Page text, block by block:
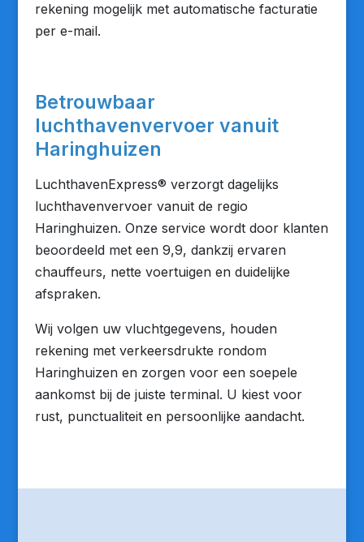
rekening mogelijk met automatische facturatie
per e-mail.
Betrouwbaar
luchthavenvervoer vanuit
Haringhuizen
LuchthavenExpress® verzorgt dagelijks
luchthavenvervoer vanuit de regio
Haringhuizen. Onze service wordt door klanten
beoordeeld met een 9,9, dankzij ervaren
chauffeurs, nette voertuigen en duidelijke
afspraken.
Wij volgen uw vluchtgegevens, houden
rekening met verkeersdrukte rondom
Haringhuizen en zorgen voor een soepele
aankomst bij de juiste terminal. U kiest voor
rust, punctualiteit en persoonlijke aandacht.